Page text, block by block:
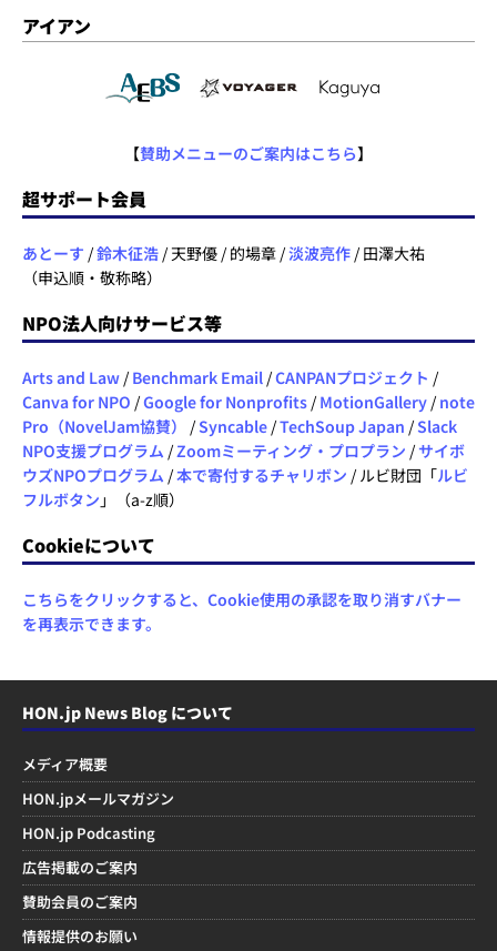
アイアン
【賛助メニューのご案内はこちら】
超サポート会員
あとーす /鈴木征浩 / 天野優 / 的場章 /淡波亮作 / 田澤大祐
（申込順・敬称略）
NPO法人向けサービス等
Arts and Law / Benchmark Email /CANPANプロジェクト /
Canva for NPO /Google for Nonprofits / MotionGallery / note
Pro（NovelJam協賛）
/Syncable /TechSoup Japan /Slack
NPO支援プログラム /Zoomミーティング・プロプラン /サイボ
ウズNPOプログラム /本で寄付するチャリボン / ルビ財団「ルビ
フルボタン 」（a-z順）
Cookieについて
こちらをクリックすると、Cookie使用の承認を取り消すバナー
を再表示できます。
HON.jp News Blog について
メディア概要
HON.jpメールマガジン
HON.jp Podcasting
広告掲載のご案内
賛助会員のご案内
情報提供のお願い